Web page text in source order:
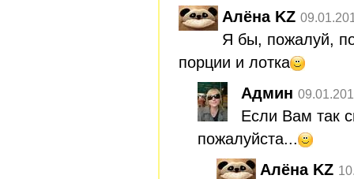
Алёна KZ
Я бы, пожалуй,
порции и лотка
Админ
Если Вам так
пожалуйста...
Алёна KZ